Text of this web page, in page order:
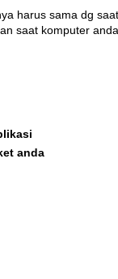
harus sama dg saat
saat komputer
anda